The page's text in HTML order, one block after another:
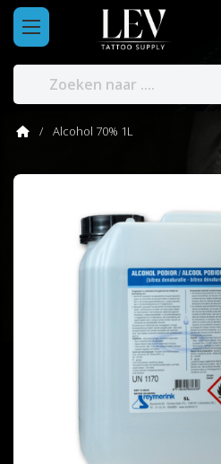
Alcohol 70% 1L